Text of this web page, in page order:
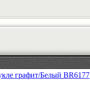
графит/Белый BR6177